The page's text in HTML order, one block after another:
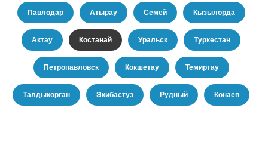
Павлодар Атырау Семей Кызылорда
Актау Костанай Уральск Туркестан
Петропавловск Кокшетау Темиртау
Талдыкорган Экибастуз Рудный Конаев